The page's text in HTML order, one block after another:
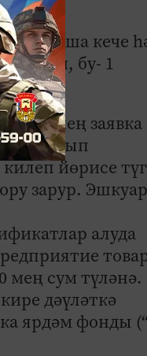
аша кече
бу- 1
13 мең заявка
кулланып
йөрисе
зарур.
алуда
мең сум түләнә.
дәүләткә
ярдәм фонды